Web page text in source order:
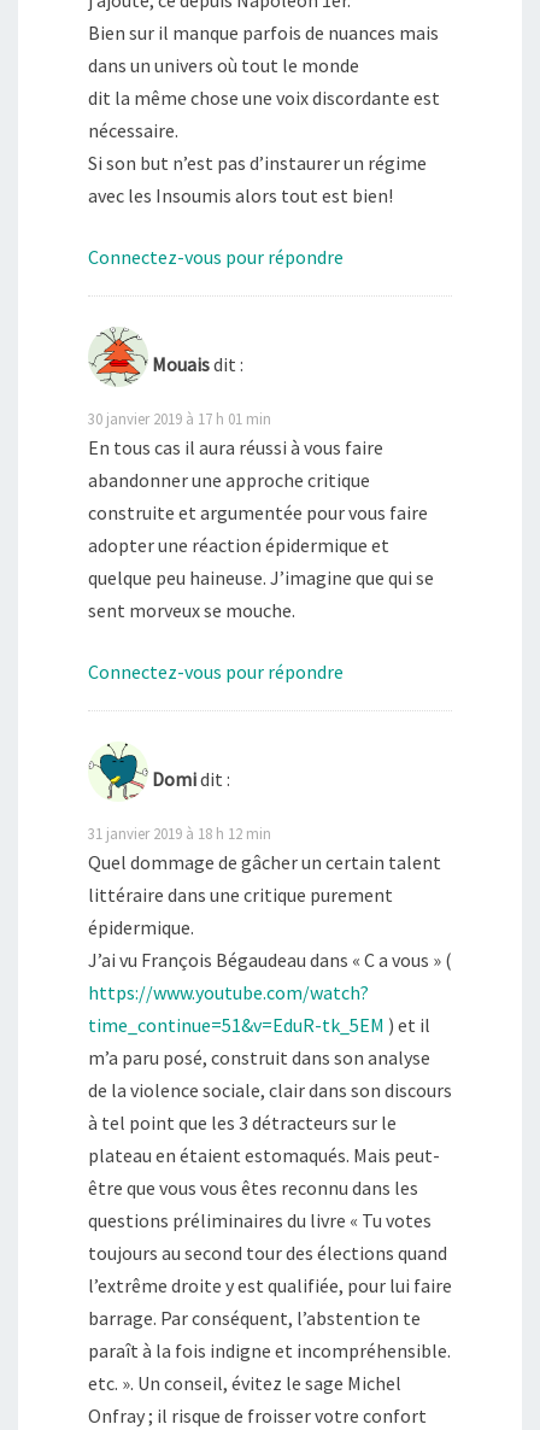
Bien sur il manque parfois de nuances mais
dans un univers où tout le monde
dit la même chose une voix discordante est
nécessaire.
Si son but n’est pas d’instaurer un régime
avec les Insoumis alors tout est bien!
Connectez-vous pour répondre
Mouaisdit :
30 janvier 2019 à 17 h 01 min
En tous cas il aura réussi à vous faire
abandonner une approche critique
construite et argumentée pour vous faire
adopter une réaction épidermique et
quelque peu haineuse. J’imagine que qui se
sent morveux se mouche.
Connectez-vous pour répondre
Domidit :
31 janvier 2019 à 18 h 12 min
Quel dommage de gâcher un certain talent
littéraire dans une critique purement
épidermique.
J’ai vu François Bégaudeau dans « C a vous » (
https://www.youtube.com/watch?
time_continue=51&v=EduR-tk_5EM ) et il
m’a paru posé, construit dans son analyse
de la violence sociale, clair dans son discours
à tel point que les 3 détracteurs sur le
plateau en étaient estomaqués. Mais peut-
être que vous vous êtes reconnu dans les
questions préliminaires du livre « Tu votes
toujours au second tour des élections quand
l’extrême droite y est qualifiée, pour lui faire
barrage. Par conséquent, l’abstention te
paraît à la fois indigne et incompréhensible.
etc. ». Un conseil, évitez le sage Michel
Onfray ; il risque de froisser votre confort